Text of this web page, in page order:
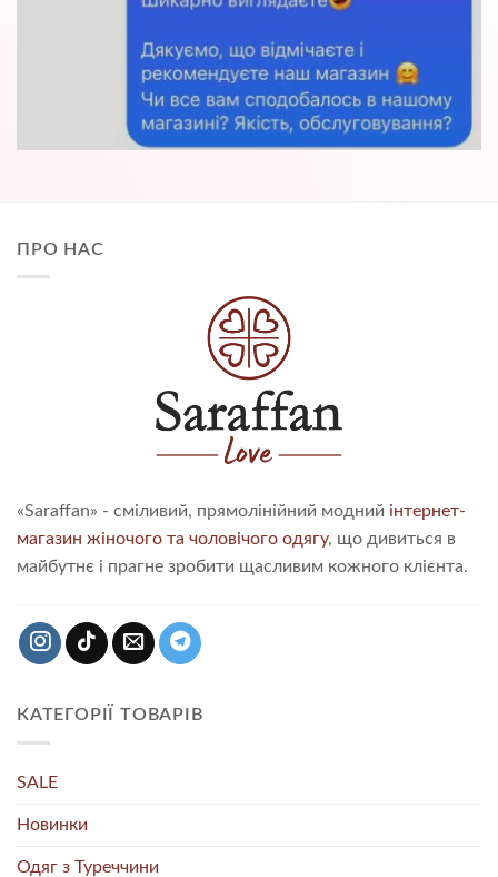
ПРО НАС
«Saraffan» - сміливий, прямолінійний модний інтернет-
магазин жіночого та чоловічого одягу, що дивиться в
майбутнє і прагне зробити щасливим кожного клієнта.
КАТЕГОРІЇ ТОВАРІВ
SALE
Новинки
Одяг з Туреччини